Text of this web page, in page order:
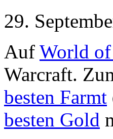
29.
Auf World
Warcraft.
besten Farmt
besten Gold